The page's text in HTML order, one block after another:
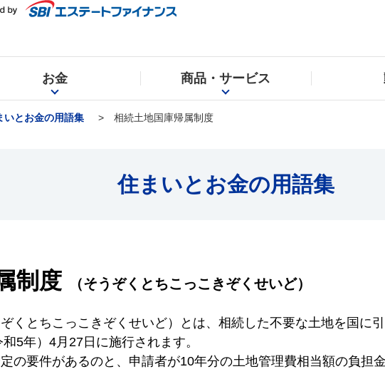
お金 商品・サービス
いとお金の用語集 相続土地国庫帰属制度
住まいとお金の用語集
制度 （そうぞくとちこっこきぞくせいど）
くとちこっこきぞくせいど）とは、相続した不要な土地を国に
5年）4月27日に施行されます。
の要件があるのと、申請者が10年分の土地管理費相当額の負担